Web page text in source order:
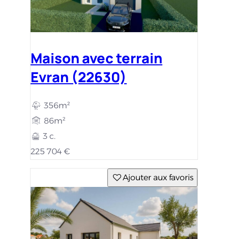
Maison avec terrain
Evran (22630)
356m²
86m²
3 c.
225 704 €
Ajouter aux favoris